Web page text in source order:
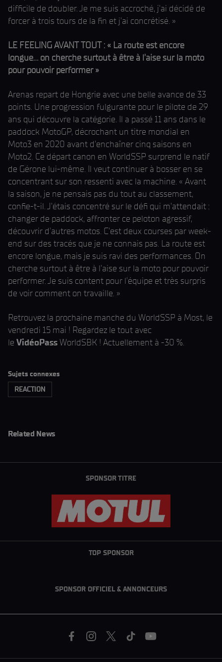
difficile de doubler. Je me suis accroché, j'ai décidé de
forcer à trois tours de la fin et j'ai concrétisé. »
LE FEELING AVANT TOUT : « La route est encore
longue... on cherche surtout à être à l'aise sur la moto
pour pouvoir performer »
Arenas repart de Hongrie avec une belle avance de 33
points. Une progression fulgurante pour le pilote de 29
ans qui découvre la catégorie. Il a passé 11 ans dans le
paddock MotoGP, décrochant un titre mondial en
Moto3 en 2020 avant d'enchaîner cinq saisons en
Moto2. Ce départ canon en WorldSSP surprend le natif
de Gérone lui-même. Il veut continuer à bosser en se
concentrant sur son ressenti avec la machine. « Avant
la saison, je ne pensais pas du tout au classement,
confie-t-il. J'étais concentré sur le défi qui m'attendait :
changer de paddock, affronter ce peloton agressif,
découvrir d'autres motos. C'est deux courses par week-
end sur des tracés que je ne connais pas. La route est
encore longue, mais je suis ravi des performances. On
cherche surtout à être à l'aise sur la moto pour pouvoir
performer. Je suis content pour l'équipe et très surpris
de voir comment on travaille. »
Retrouvez la prochaine manche du WorldSSP à Most, le
vendredi 15 mai ! Regardez le tout avec
le VidéoPassWorldSBK ! Actuellement à -30 %.
Sujets connexes
REACTION
Related News
SPONSOR TITRE
TOP SPONSOR
SPONSOR OFFICIEL & ANNONCEURS